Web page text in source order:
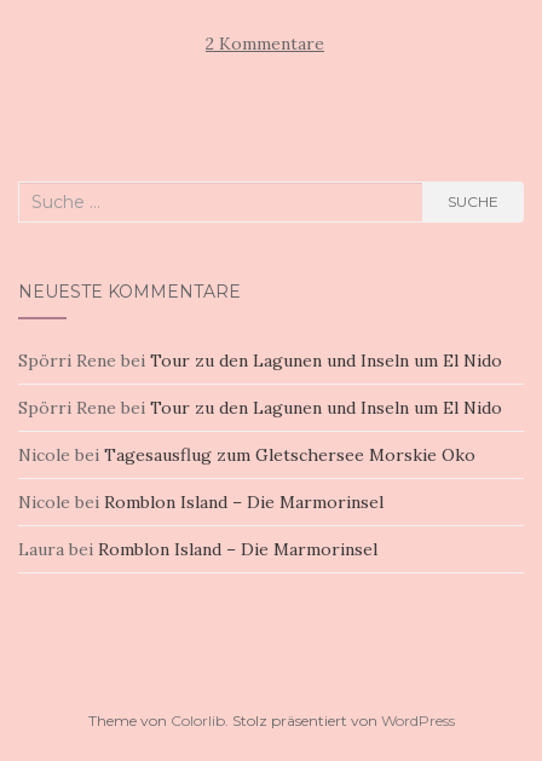
2 Kommentare
Suche
SUCHE
NEUESTE KOMMENTARE
Spörri Rene bei Tour zu den Lagunen und Inseln um El Nido
Spörri Rene bei Tour zu den Lagunen und Inseln um El Nido
Nicole bei Tagesausflug zum Gletschersee Morskie Oko
Nicole bei Romblon Island – Die Marmorinsel
Laura bei Romblon Island – Die Marmorinsel
Theme von Colorlib. Stolz präsentiert von WordPress